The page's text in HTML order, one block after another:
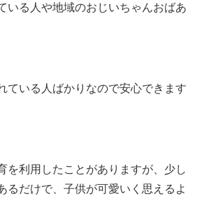
いる人や地域のおじいちゃんおばあ
ている人ばかりなので安心できます
を利用したことがありますが、少し
るだけで、子供が可愛いく思えるよ